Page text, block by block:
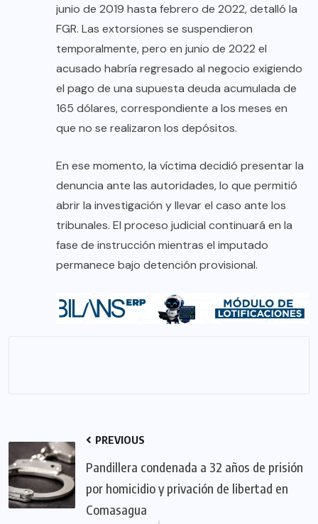
junio de 2019 hasta febrero de 2022, detalló la
FGR. Las extorsiones se suspendieron
temporalmente, pero en junio de 2022 el
acusado habría regresado al negocio exigiendo
el pago de una supuesta deuda acumulada de
165 dólares, correspondiente a los meses en
que no se realizaron los depósitos.
En ese momento, la víctima decidió presentar la
denuncia ante las autoridades, lo que permitió
abrir la investigación y llevar el caso ante los
tribunales. El proceso judicial continuará en la
fase de instrucción mientras el imputado
permanece bajo detención provisional.
PREVIOUS
Pandillera condenada a 32 años de prisión
por homicidio y privación de libertad en
Comasagua